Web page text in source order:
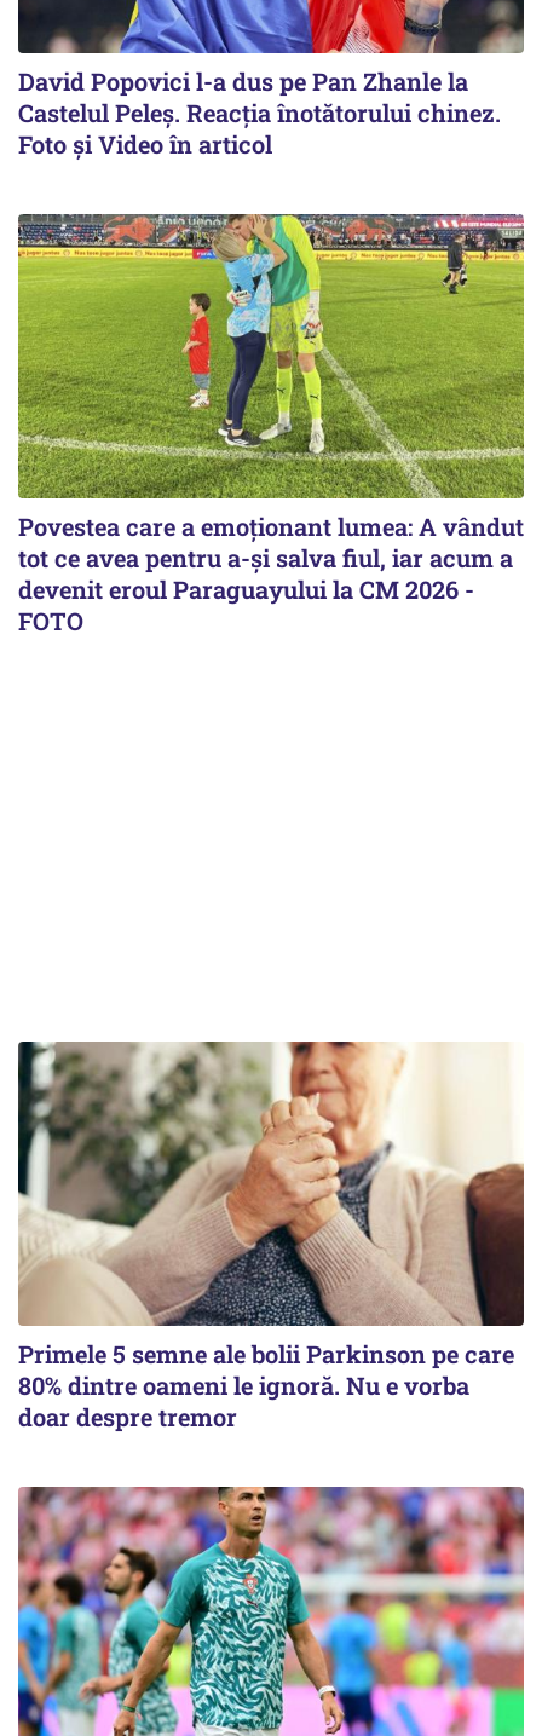
David Popovici l-a dus pe Pan Zhanle la
Castelul Peleş. Reacţia înotătorului chinez.
Foto şi Video în articol
Povestea care a emoționant lumea: A vândut
tot ce avea pentru a-și salva fiul, iar acum a
devenit eroul Paraguayului la CM 2026 -
FOTO
Primele 5 semne ale bolii Parkinson pe care
80% dintre oameni le ignoră. Nu e vorba
doar despre tremor